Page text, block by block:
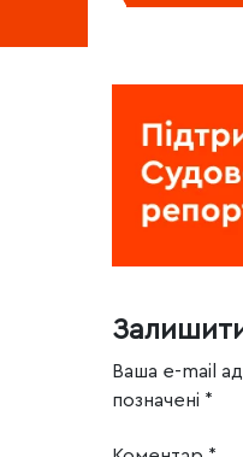
Ваша e-mail
позначені *